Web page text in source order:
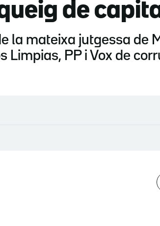
de
la mateixa jutgessa de
Limpias, PP i Vox de